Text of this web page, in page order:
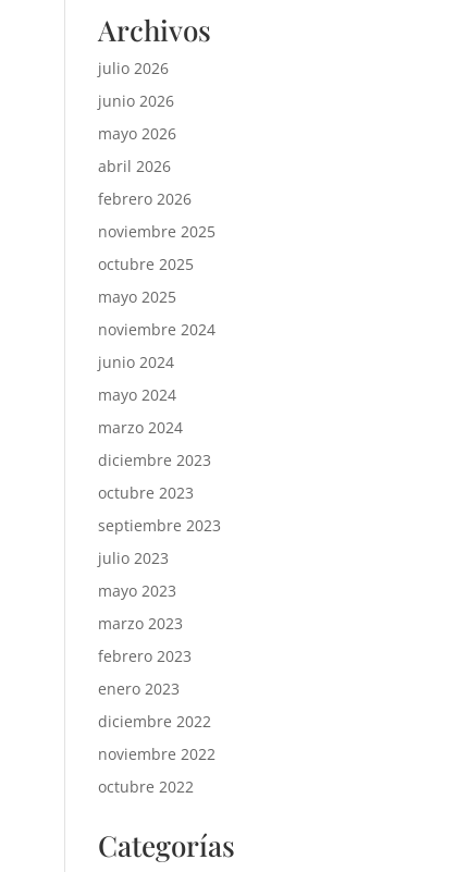
Archivos
julio 2026
junio 2026
mayo 2026
abril 2026
febrero 2026
noviembre 2025
octubre 2025
mayo 2025
noviembre 2024
junio 2024
mayo 2024
marzo 2024
diciembre 2023
octubre 2023
septiembre 2023
julio 2023
mayo 2023
marzo 2023
febrero 2023
enero 2023
diciembre 2022
noviembre 2022
octubre 2022
Categorías